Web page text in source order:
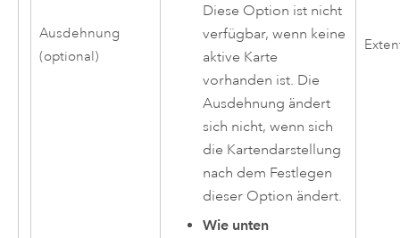
Ausdehnung
(optional)
Diese Option ist nicht
verfügbar, wenn keine
aktive Karte
vorhanden ist. Die
Ausdehnung ändert
sich nicht, wenn sich
die Kartendarstellung
nach dem Festlegen
dieser Option ändert.
Wie unten